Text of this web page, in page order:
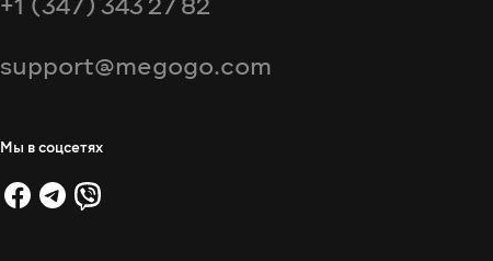
support@megogo.com
Мы в соцсетях